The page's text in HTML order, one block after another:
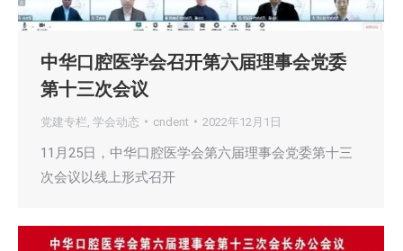
中华口腔医学会召开第六届理事会党委
第十三次会议
党建专栏 学会动态 cndent 2022年12月1日
11月25日，中华口腔医学会第六届理事会党委第十三
次会议以线上形式召开